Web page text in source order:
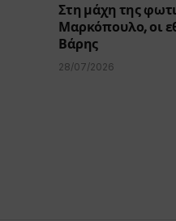
Στη μάχη της
Μαρκόπουλο, οι
Βάρης
28/07/2026